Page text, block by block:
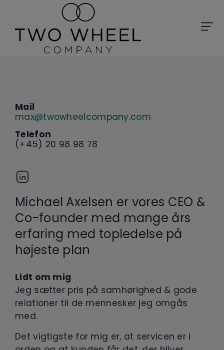
Mail
max@twowheelcompany.com
Telefon
(+45) 20 98 98 78
Michael Axelsen er vores CEO &
Co-founder med mange års
erfaring med topledelse på
højeste plan
Lidt om mig
Jeg sætter pris på samhørighed & gode
relationer til de mennesker jeg omgås
med.
Det vigtigste for mig er, at servicen er i